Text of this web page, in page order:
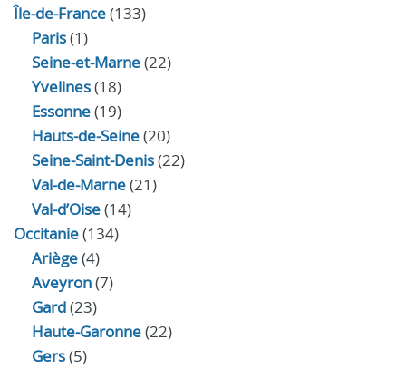
Île-de-France(133)
Paris(1)
Seine-et-Marne(22)
Yvelines(18)
Essonne(19)
Hauts-de-Seine(20)
Seine-Saint-Denis(22)
Val-de-Marne(21)
Val-d’Oise(14)
Occitanie(134)
Ariège(4)
Aveyron(7)
Gard(23)
Haute-Garonne(22)
Gers(5)